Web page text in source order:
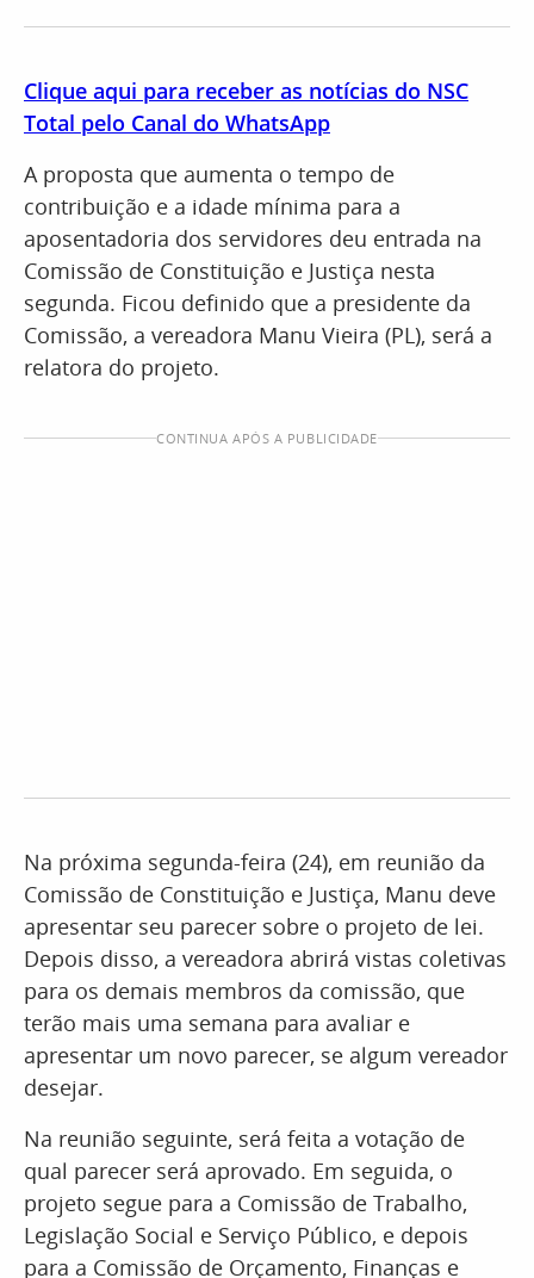
Clique aqui para receber as notícias do NSC
Total pelo Canal do WhatsApp
A proposta que aumenta o tempo de
contribuição e a idade mínima para a
aposentadoria dos servidores deu entrada na
Comissão de Constituição e Justiça nesta
segunda. Ficou definido que a presidente da
Comissão, a vereadora Manu Vieira (PL), será a
relatora do projeto.
CONTINUA APÓS A PUBLICIDADE
Na próxima segunda-feira (24), em reunião da
Comissão de Constituição e Justiça, Manu deve
apresentar seu parecer sobre o projeto de lei.
Depois disso, a vereadora abrirá vistas coletivas
para os demais membros da comissão, que
terão mais uma semana para avaliar e
apresentar um novo parecer, se algum vereador
desejar.
Na reunião seguinte, será feita a votação de
qual parecer será aprovado. Em seguida, o
projeto segue para a Comissão de Trabalho,
Legislação Social e Serviço Público, e depois
para a Comissão de Orçamento, Finanças e